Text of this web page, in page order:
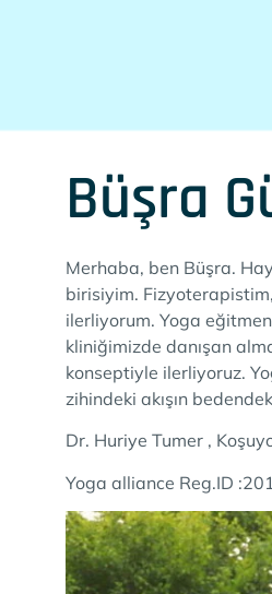
Büşra
Merhaba, ben Büşra.
birisiyim.
ilerliyorum. Yoga
kliniğimizde danışan
konseptiyle ilerliyoruz.
zihindeki akışın
Dr. Huriye Tumer ,
Yoga alliance Reg.ID